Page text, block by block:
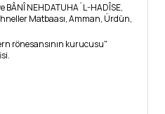
BÂNÎ NEHDATUHA´L-HADÎSE,
Matbaası, Amman, Ürdün,
rönesansının kurucusu"